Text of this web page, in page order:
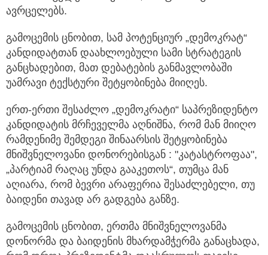
ავრცელებს.
გამოცემის ცნობით, სამ პოტენციურ „დემოკრატ“
კანდიდატთან დაახლოებული სამი სტრატეგის
განცხადებით, მათ დებატების განმავლობაში
უამრავი ტექსტური შეტყობინება მიიღეს.
ერთ-ერთი შესაძლო „დემოკრატი“ საპრეზიდენტო
კანდიდატის მრჩეველმა აღნიშნა, რომ მან მიიღო
რამდენიმე შემდეგი შინაარსის შეტყობინება
მნიშვნელოვანი დონორებისგან : "კატასტროფაა",
„პარტიამ რაღაც უნდა გააკეთოს“, თუმცა მან
აღიარა, რომ ბევრი არაფერია შესაძლებელი, თუ
ბაიდენი თავად არ გადგება განზე.
გამოცემის ცნობით, ერთმა მნიშვნელოვანმა
დონორმა და ბაიდენის მხარდამჭერმა განაცხადა,